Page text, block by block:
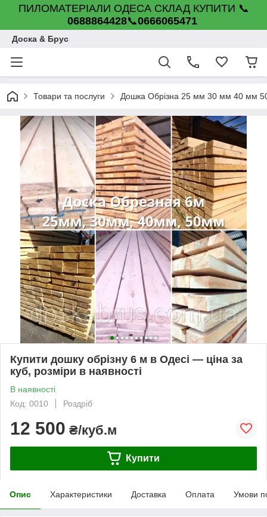
ПИЛОМАТЕРІАЛИ ОДЕСА СКЛАД КУПИТИ 📞
0688864428📞0666065471
Доска & Брус
Товари та послуги Дошка Обрізна 25 мм 30 мм 40 мм
Купити дошку обрізну 6 м в Одесі — ціна за
куб, розміри в наявності
В наявності
Код: 0010
Роздріб
12 500 ₴/куб.м
Купити
Опис Характеристики Доставка Оплата Умови